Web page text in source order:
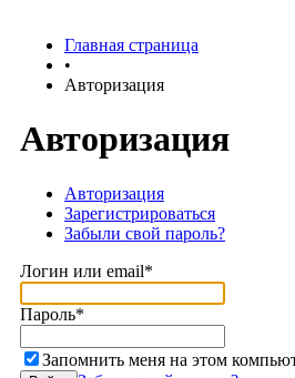
Главная страница
•
Авторизация
Авторизация
Авторизация
Зарегистрироваться
Забыли свой пароль?
Логин или email*
Пароль*
Запомнить меня на этом